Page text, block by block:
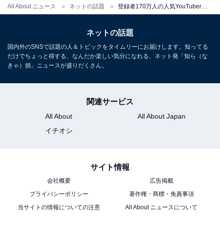
All About ニュース ネットの話題
ネットの話題
国内外のSNSで話題の人＆トピックをタイムリーにお届けします。知ってる
だけでちょっと得する、なんだか楽しい気分になれる、ネット発「知ら（な
きゃ）損」ニュースが盛りだくさん。
関連サービス
All About
All About Japan
イチオシ
サイト情報
会社概要
広告掲載
プライバシーポリシー
著作権・商標・免責事項
当サイトの情報についての注意
All About ニュースについて